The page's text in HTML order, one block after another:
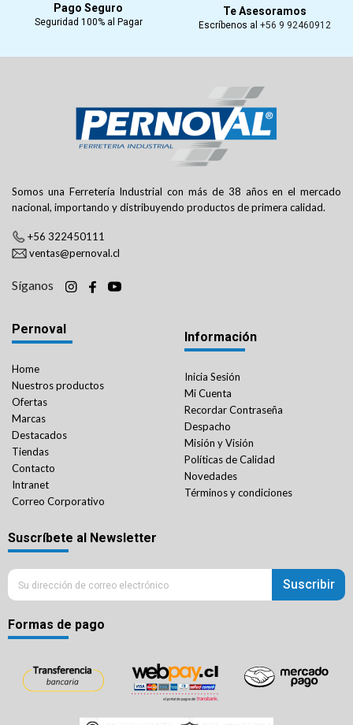
Pago Seguro
Seguridad 100% al Pagar
Te Asesoramos
Escríbenos al +56 9 92460912
Somos una Ferretería Industrial con más de 38 años en el mercado
nacional, importando y distribuyendo productos de primera calidad.
+56 322450111
ventas@pernoval.cl
Síganos
Pernoval
Home
Nuestros productos
Ofertas
Marcas
Destacados
Tiendas
Contacto
Intranet
Correo Corporativo
Información
Inicia Sesión
Mi Cuenta
Recordar Contraseña
Despacho
Misión y Visión
Políticas de Calidad
Novedades
Términos y condiciones
Suscríbete al Newsletter
Suscribir
Formas de pago